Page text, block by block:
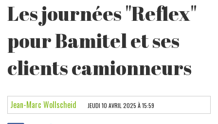
ACCUEIL
ESSAIS PAR MARQUE
LES ARTICLES
LES ESSAIS
Les journées "Reflex"
pour Bamitel et ses
clients camionneurs
Jean-Marc Wollscheid JEUDI 10 AVRIL 2025 À 15:59